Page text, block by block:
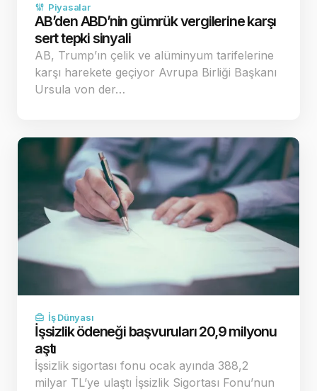
Piyasalar
AB’den ABD’nin gümrük vergilerine karşı
sert tepki sinyali
AB, Trump’ın çelik ve alüminyum tarifelerine
karşı harekete geçiyor Avrupa Birliği Başkanı
Ursula von der…
İş Dünyası
İşsizlik ödeneği başvuruları 20,9 milyonu
aştı
İşsizlik sigortası fonu ocak ayında 388,2
milyar TL’ye ulaştı İşsizlik Sigortası Fonu’nun